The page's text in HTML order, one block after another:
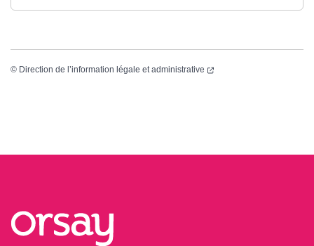
© Direction de l’information légale et administrative (ouverture dans un